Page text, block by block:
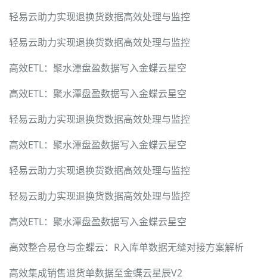
轻易云助力实现退换货数据高效处理与监控
轻易云助力实现退换货数据高效处理与监控
高效ETL：聚水潭盘盈数据写入金蝶云星空
高效ETL：聚水潭盘盈数据写入金蝶云星空
轻易云助力实现退换货数据高效处理与监控
高效ETL：聚水潭盘盈数据写入金蝶云星空
轻易云助力实现退换货数据高效处理与监控
轻易云助力实现退换货数据高效处理与监控
高效ETL：聚水潭盘盈数据写入金蝶云星空
高效整合易仓与金蝶云：R入库单数据无缝对接方案解析
高效集成销售退货单数据至金蝶云星辰V2